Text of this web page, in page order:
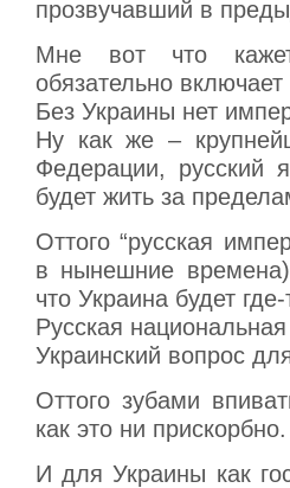
прозвучавший в
Мне вот что
обязательно включает
Без Украины нет
Ну как же –
Федерации, русский
будет жить за
Оттого “русская
в нынешние
что Украина будет
Русская
Украинский вопрос
Оттого зубами
как это ни прискорбно.
И для Украины как